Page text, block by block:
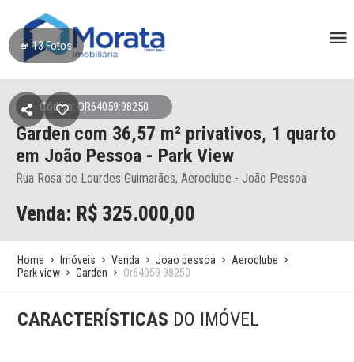
13Fotos
Código: OR64059:98250
Garden com 36,57 m² privativos, 1 quarto
em João Pessoa - Park View
Rua Rosa de Lourdes Guimarães, Aeroclube - João Pessoa
Venda: R$ 325.000,00
Home Imóveis Venda Joao pessoa
Aeroclube
Park view
Garden Or64059 98250
CARACTERÍSTICAS DO IMÓVEL